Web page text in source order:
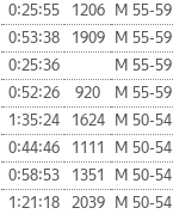
0:25:55 1206 М 55-59
0:53:38 1909 М 55-59
0:25:36 М 55-59
0:52:26 920 М 55-59
1:35:24 1624 М 50-54
0:44:46 1111 М 50-54
0:58:53 1351 М 50-54
1:21:18 2039 М 50-54